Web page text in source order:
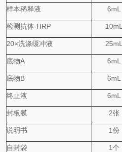
样本稀释液 6mL
检测抗体-HRP 10mL
20×洗涤缓冲液 25mL
底物A 6mL
底物B 6mL
终止液 6mL
封板膜 2张
说明书 1份
自封袋 1个